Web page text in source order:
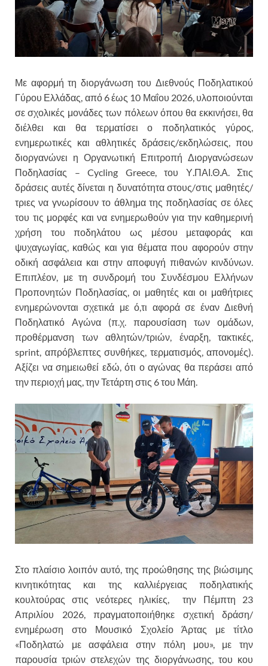
Με αφορμή τη διοργάνωση του Διεθνούς Ποδηλατικού
Γύρου Ελλάδας, από 6 έως 10 Μαΐου 2026, υλοποιούνται
σε σχολικές μονάδες των πόλεων όπου θα εκκινήσει, θα
διέλθει και θα τερματίσει ο ποδηλατικός γύρος,
ενημερωτικές και αθλητικές δράσεις/εκδηλώσεις, που
διοργανώνει η Οργανωτική Επιτροπή Διοργανώσεων
Ποδηλασίας – Cycling Greece, του Υ.ΠΑΙ.Θ.Α. Στις
δράσεις αυτές δίνεται η δυνατότητα στους/στις μαθητές/
τριες να γνωρίσουν το άθλημα της ποδηλασίας σε όλες
του τις μορφές και να ενημερωθούν για την καθημερινή
χρήση του ποδηλάτου ως μέσου μεταφοράς και
ψυχαγωγίας, καθώς και για θέματα που αφορούν στην
οδική ασφάλεια και στην αποφυγή πιθανών κινδύνων.
Επιπλέον, με τη συνδρομή του Συνδέσμου Ελλήνων
Προπονητών Ποδηλασίας, οι μαθητές και οι μαθήτριες
ενημερώνονται σχετικά με ό,τι αφορά σε έναν Διεθνή
Ποδηλατικό Αγώνα (π.χ. παρουσίαση των ομάδων,
προθέρμανση των αθλητών/τριών, έναρξη, τακτικές,
sprint, απρόβλεπτες συνθήκες, τερματισμός, απονομές).
Αξίζει να σημειωθεί εδώ, ότι ο αγώνας θα περάσει από
την περιοχή μας, την Τετάρτη στις 6 του Μάη.
Στο πλαίσιο λοιπόν αυτό, της προώθησης της βιώσιμης
κινητικότητας και της καλλιέργειας ποδηλατικής
κουλτούρας στις νεότερες ηλικίες, την Πέμπτη 23
Απριλίου 2026, πραγματοποιήθηκε σχετική δράση/
ενημέρωση στο Μουσικό Σχολείο Άρτας με τίτλο
«Ποδηλατώ με ασφάλεια στην πόλη μου», με την
παρουσία τριών στελεχών της διοργάνωσης, του κου